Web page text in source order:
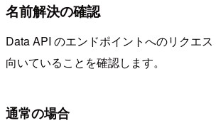
名前解決の確認
Data API のエンドポイントへのリクエ
向いていることを確認します。
通常の場合